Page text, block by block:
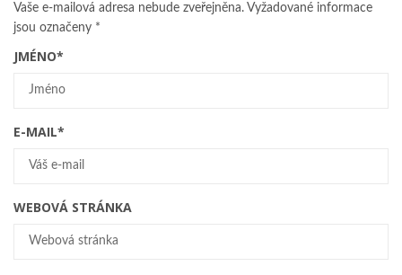
Vaše e-mailová adresa nebude zveřejněna. Vyžadované informace
jsou označeny *
JMÉNO*
E-MAIL*
WEBOVÁ STRÁNKA